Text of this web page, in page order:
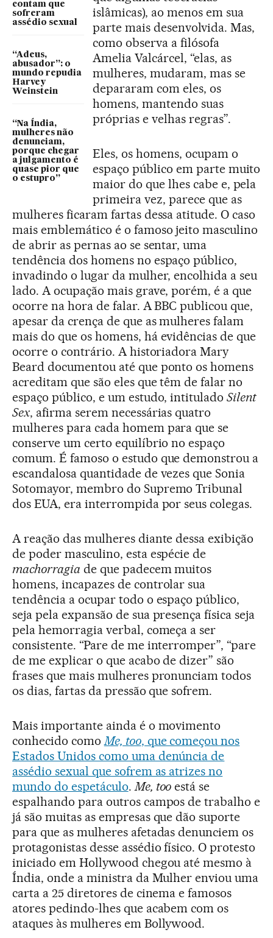
contam que
sofreram
assédio sexual
“Adeus,
abusador”: o
mundo repudia
Harvey
Weinstein
“Na Índia,
mulheres não
denunciam,
porque chegar
a julgamento é
quase pior que
o estupro”
islâmicas), ao menos em sua
parte mais desenvolvida. Mas,
como observa a filósofa
Amelia Valcárcel, “elas, as
mulheres, mudaram, mas se
depararam com eles, os
homens, mantendo suas
próprias e velhas regras”.
Eles, os homens, ocupam o
espaço público em parte muito
maior do que lhes cabe e, pela
primeira vez, parece que as
mulheres ficaram fartas dessa atitude. O caso
mais emblemático é o famoso jeito masculino
de abrir as pernas ao se sentar, uma
tendência dos homens no espaço público,
invadindo o lugar da mulher, encolhida a seu
lado. A ocupação mais grave, porém, é a que
ocorre na hora de falar. A BBC publicou que,
apesar da crença de que as mulheres falam
mais do que os homens, há evidências de que
ocorre o contrário. A historiadora Mary
Beard documentou até que ponto os homens
acreditam que são eles que têm de falar no
espaço público, e um estudo, intituladoSilent
Sex, afirma serem necessárias quatro
mulheres para cada homem para que se
conserve um certo equilíbrio no espaço
comum. É famoso o estudo que demonstrou a
escandalosa quantidade de vezes que Sonia
Sotomayor, membro do Supremo Tribunal
dos EUA, era interrompida por seus colegas.
A reação das mulheres diante dessa exibição
de poder masculino, esta espécie de
machorragia de que padecem muitos
homens, incapazes de controlar sua
tendência a ocupar todo o espaço público,
seja pela expansão de sua presença física seja
pela hemorragia verbal, começa a ser
consistente. “Pare de me interromper”, “pare
de me explicar o que acabo de dizer” são
frases que mais mulheres pronunciam todos
os dias, fartas da pressão que sofrem.
Mais importante ainda é o movimento
conhecido comoMe, too, que começou nos
Estados Unidos como uma denúncia de
assédio sexual que sofrem as atrizes no
mundo do espetáculo.Me, too está se
espalhando para outros campos de trabalho e
já são muitas as empresas que dão suporte
para que as mulheres afetadas denunciem os
protagonistas desse assédio físico. O protesto
iniciado em Hollywood chegou até mesmo à
Índia, onde a ministra da Mulher enviou uma
carta a 25 diretores de cinema e famosos
atores pedindo-lhes que acabem com os
ataques às mulheres em Bollywood.